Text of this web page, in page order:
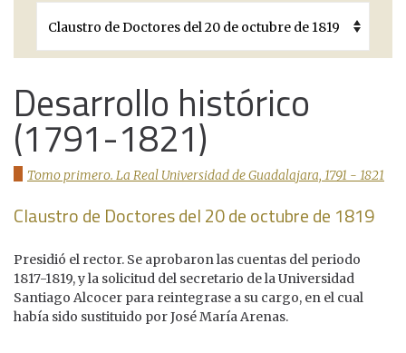
Períodos Históricos
Galería
Documentos institucionales
Desarrollo histórico
(1791-1821)
Tomo primero. La Real Universidad de Guadalajara, 1791 - 1821
Claustro de Doctores del 20 de octubre de 1819
Presidió el rector. Se aprobaron las cuentas del periodo
1817-1819, y la solicitud del secretario de la Universidad
Santiago Alcocer para reintegrase a su cargo, en el cual
había sido sustituido por José María Arenas.